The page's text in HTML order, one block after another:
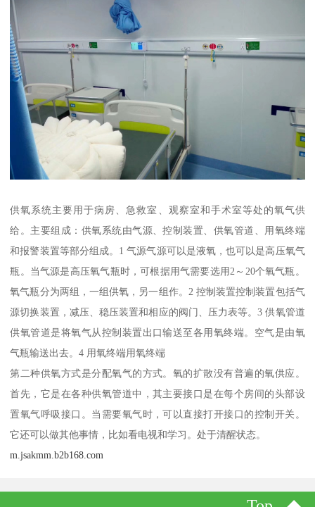
供氧系统主要用于病房、急救室、观察室和手术室等处的氧气供
给。主要组成：供氧系统由气源、控制装置、供氧管道、用氧终端
和报警装置等部分组成。1 气源气源可以是液氧，也可以是高压氧气
瓶。当气源是高压氧气瓶时，可根据用气需要选用2～20个氧气瓶。
氧气瓶分为两组，一组供氧，另一组作。2 控制装置控制装置包括气
源切换装置，减压、稳压装置和相应的阀门、压力表等。3 供氧管道
供氧管道是将氧气从控制装置出口输送至各用氧终端。空气是由氧
气瓶输送出去。4 用氧终端用氧终端
第二种供氧方式是分配氧气的方式。氧的扩散没有普遍的氧供应。
首先，它是在各种供氧管道中，其主要接口是在每个房间的头部设
置氧气呼吸接口。当需要氧气时，可以直接打开接口的控制开关。
它还可以做其他事情，比如看电视和学习。处于清醒状态。
m.jsakmm.b2b168.com